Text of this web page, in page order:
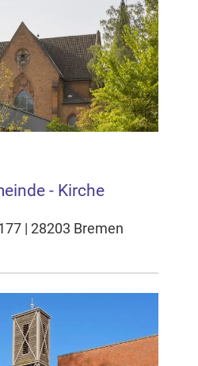
- Kirche
| 28203 Bremen